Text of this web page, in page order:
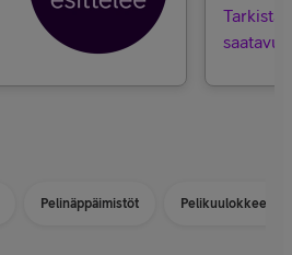
Tarkista
Pelinäppäimistöt Pelikuulokkeet